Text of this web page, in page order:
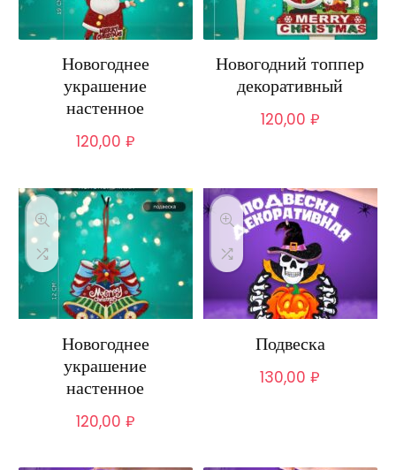
Новогоднее
украшение
настенное
120,00 ₽
Новогодний топпер
декоративный
120,00 ₽
Новогоднее
украшение
настенное
120,00 ₽
Подвеска
130,00₽